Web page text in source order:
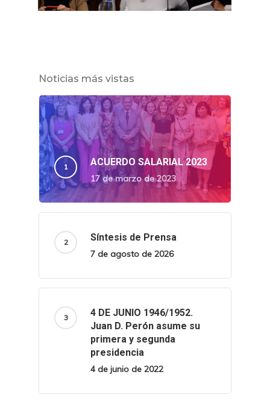
Noticias más vistas
ACUERDO SALARIAL 2023
17 de marzo de 2023
Síntesis de Prensa
7 de agosto de 2026
4 DE JUNIO 1946/1952.
Juan D. Perón asume su
primera y segunda
presidencia
4 de junio de 2022